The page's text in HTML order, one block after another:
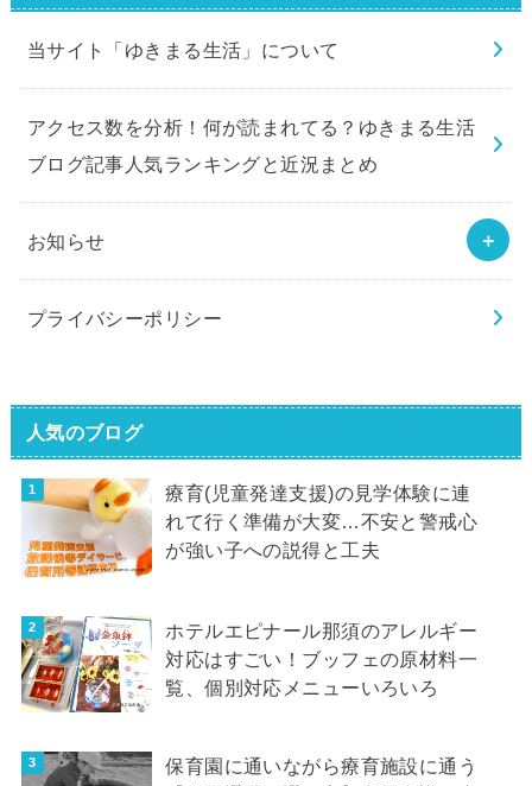
当サイト「ゆきまる生活」について
アクセス数を分析！何が読まれてる？ゆきまる生活
ブログ記事人気ランキングと近況まとめ
お知らせ
プライバシーポリシー
人気のブログ
療育(児童発達支援)の見学体験に連
れて行く準備が大変…不安と警戒心
が強い子への説得と工夫
ホテルエピナール那須のアレルギー
対応はすごい！ブッフェの原材料一
覧、個別対応メニューいろいろ
保育園に通いながら療育施設に通う